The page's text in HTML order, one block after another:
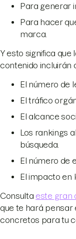
Para generar
Para hacer
marca.
Y esto significa que
contenido incluirán
El número de
El tráfico
El alcance
Los rankings
búsqueda.
El número de
El impacto en
Consulta este gran
que te hará pensar
concretos para tu